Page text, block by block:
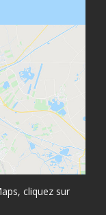
cliquez sur